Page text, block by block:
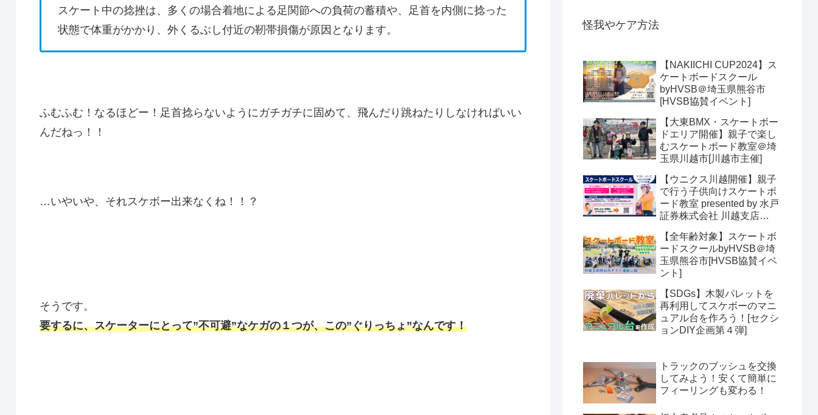
スケート中の捻挫は、多くの場合着地による足関節への負荷の蓄積や、足首を内側に捻った
状態で体重がかかり、外くるぶし付近の靭帯損傷が原因となります。
ふむふむ！なるほどー！足首捻らないようにガチガチに固めて、飛んだり跳ねたりしなければいい
んだねっ！！
…いやいや、それスケボー出来なくね！！？
そうです。
要するに、スケーターにとって”不可避”なケガの１つが、この”ぐりっちょ”なんです！
怪我やケア方法
【NAKIICHI CUP2024】ス
ケートボードスクール
byHVSB＠埼玉県熊谷市
[HVSB協賛イベント]
【大東BMX・スケートボー
ドエリア開催】親子で楽し
むスケートボード教室＠埼
玉県川越市[川越市主催]
【ウニクス川越開催】親子
で行う子供向けスケートボ
ード教室 presented by 水戸
証券株式会社 川越支店
[HVSB主催]
【全年齢対象】スケートボ
ードスクールbyHVSB＠埼
玉県熊谷市[HVSB協賛イベ
ント]
【SDGs】木製パレットを
再利用してスケボーのマニ
ュアル台を作ろう！[セクシ
ョンDIY企画第４弾]
トラックのブッシュを交換
してみよう！安くて簡単に
フィーリングも変わる！